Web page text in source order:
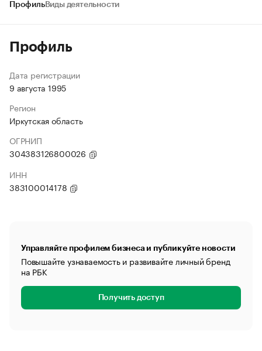
ПрофильВиды деятельности
Профиль
Дата регистрации
9 августа 1995
Регион
Иркутская область
ОГРНИП
304383126800026
ИНН
383100014178
Управляйте профилем бизнеса и публикуйте новости
Повышайте узнаваемость и развивайте личный бренд
на РБК
Получить доступ